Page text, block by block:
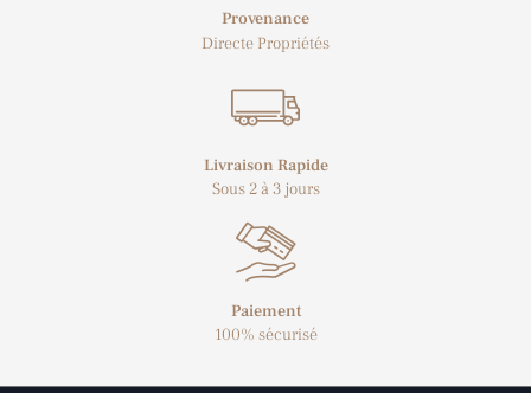
Provenance
Directe Propriétés
Livraison Rapide
Sous 2 à 3 jours
Paiement
100% sécurisé